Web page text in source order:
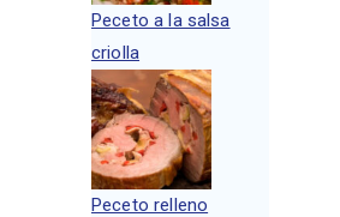
Peceto a la salsa
criolla
Peceto relleno